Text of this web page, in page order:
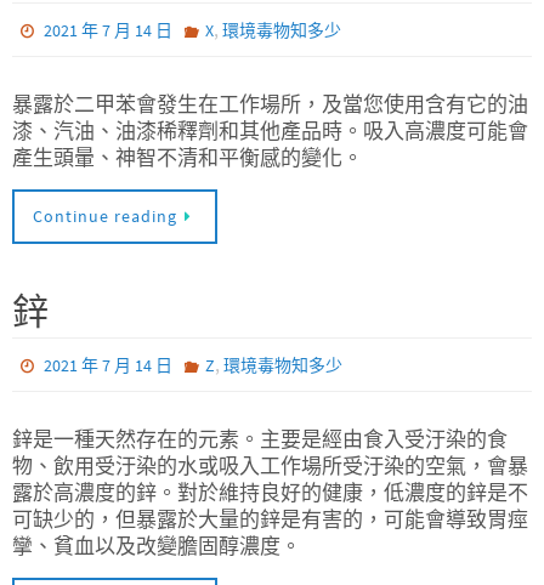
2021 年 7 月 14 日 X, 環境毒物知多少
暴露於二甲苯會發生在工作場所，及當您使用含有它的油
漆、汽油、油漆稀釋劑和其他產品時。吸入高濃度可能會
產生頭暈、神智不清和平衡感的變化。
Continue reading
鋅
2021 年 7 月 14 日 Z, 環境毒物知多少
鋅是一種天然存在的元素。主要是經由食入受汙染的食
物、飲用受汙染的水或吸入工作場所受汙染的空氣，會暴
露於高濃度的鋅。對於維持良好的健康，低濃度的鋅是不
可缺少的，但暴露於大量的鋅是有害的，可能會導致胃痙
攣、貧血以及改變膽固醇濃度。